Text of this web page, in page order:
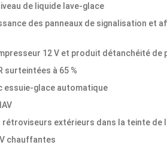
de liquide lave-glace
des panneaux de signalisation et
12 V et produit détanchéité de
surteintées à 65 %
essuie-glace automatique
rétroviseurs extérieurs dans la teinte de
chauffantes